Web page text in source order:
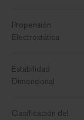
Propensión
Electrostática
Estabilidad
Dimensional
Clasificación del